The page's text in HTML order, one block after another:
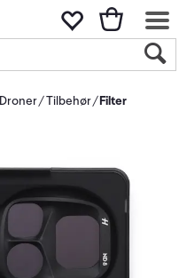
Droner Tilbehør Filter